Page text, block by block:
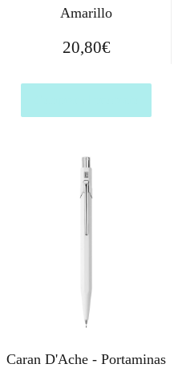
Amarillo
20,80€
Caran D'Ache - Portaminas